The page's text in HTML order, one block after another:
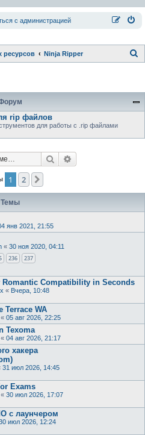
с администрацией
ресурсов Ninja Ripper
к
rip файлов
для работы с .rip файлами
Поиск
1 2
Темы
янв 2021, 21:55
« 30 ноя 2020, 04:11
236 237
Romantic Compatibility in Seconds
« Вчера, 10:48
Terrace WA
« 05 авг 2026, 22:25
Texoma
« 04 авг 2026, 21:17
хакера
31 июл 2026, 14:45
Exams
« 30 июл 2026, 17:07
с лаунчером
июл 2026, 12:24